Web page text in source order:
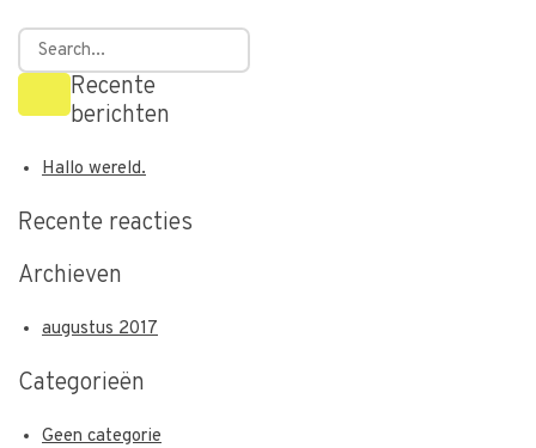
Recente
berichten
Hallo wereld.
Recente reacties
Archieven
augustus 2017
Categorieën
Geen categorie